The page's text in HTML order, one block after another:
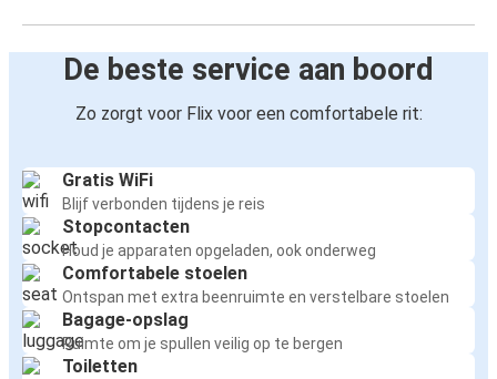
De beste service aan boord
Zo zorgt voor Flix voor een comfortabele rit:
Gratis WiFi
Blijf verbonden tijdens je reis
Stopcontacten
Houd je apparaten opgeladen, ook onderweg
Comfortabele stoelen
Ontspan met extra beenruimte en verstelbare stoelen
Bagage-opslag
Ruimte om je spullen veilig op te bergen
Toiletten